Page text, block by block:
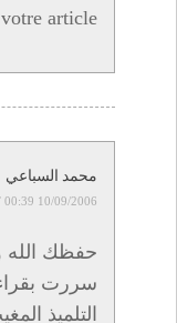
votre article
محمد السباعي
10/09/2006 AT 00:39
حفظك الله
سررت
التلميذ